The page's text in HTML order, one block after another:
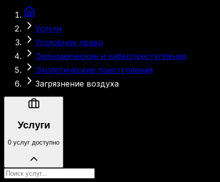
Услуги
Уголовное право
Экономические и киберпреступления
Экологические преступления
Загрязнение воздуха
Услуги
0 услуг доступно